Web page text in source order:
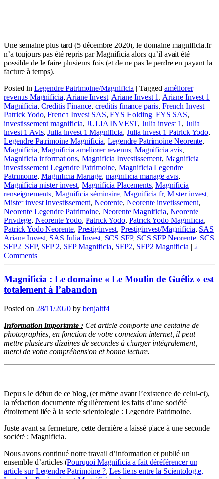
Une semaine plus tard (5 décembre 2020), le domaine magnificia.fr
n’a toujours pas été repris par Magnificia alors qu’il avait été
possible de le faire plusieurs fois (et de ne pas le perdre en payant la
facture à temps).
Posted in Legendre Patrimoine/Magnificia | Tagged améliorer
revenus Magnificia, Ariane Invest, Ariane Invest 1 , Ariane Invest 1
Magnificia, Creditis Finance, creditis finance paris, French Invest
Patrick Yodo, French Invest SAS, FYS Holding, FYS SAS,
investissement magnificia, JULIA INVEST, Julia invest 1 , Julia
invest 1 Avis, Julia invest 1 Magnificia, Julia invest 1 Patrick Yodo,
Legendre Patrimoine Magnificia, Legendre Patrimoine Neorente,
Magnificia, Magnificia ameliorer revenus, Magnificia avis,
Magnificia informations, Magnificia Investissement, Magnificia
investissement Legendre Patrimoine, Magnificia Legendre
Patrimoine, Magnificia Mariage, magnificia mariage avis,
Magnificia mister invest, Magnificia Placements, Magnificia
renseignements, Magnificia séminaire, Magnificia.fr, Mister invest,
Mister invest Investissement, Neorente, Neorente invetissement,
Neorente Legendre Patrimoine, Neorente Magnificia, Neorente
Privilège, Neorente Yodo, Patrick Yodo, Patrick Yodo Magnificia,
Patrick Yodo Neorente, Prestiginvest, Prestiginvest/Magnificia, SAS
Ariane Invest, SAS Julia Invest, SCS SFP, SCS SFP Neorente, SCS
SFP2, SFP, SFP 2, SFP Magnificia, SFP2, SFP2 Magnificia | 2
Comments
Magnificia : Le domaine « Le Moulin de Guéliz » est
totalement à l’abandon
Posted on 28/11/2020 by benjaltf4
Information importante : Cet article comporte une centaine de
photographies, en fonction de votre connexion internet, il peut
mettre plusieurs dizaines de secondes à charger intégralement,
merci de votre compréhension et bonne lecture.
Depuis le début de ce blog, (et même avant l’existence de celui-ci),
la rédaction documente régulièrement les faits d’une société
étroitement liée à la secte scientologie : Legendre Patrimoine.
Juste avant sa fermeture, cette dernière a laissé place à une seconde
société : Magnificia.
Nous avons continué notre travail d’information et publié un
ensemble d’articles (Pourquoi Magnificia a fait déréférencer un
article sur Legendre Patrimoine ?, Les liens entre la Scientologie,